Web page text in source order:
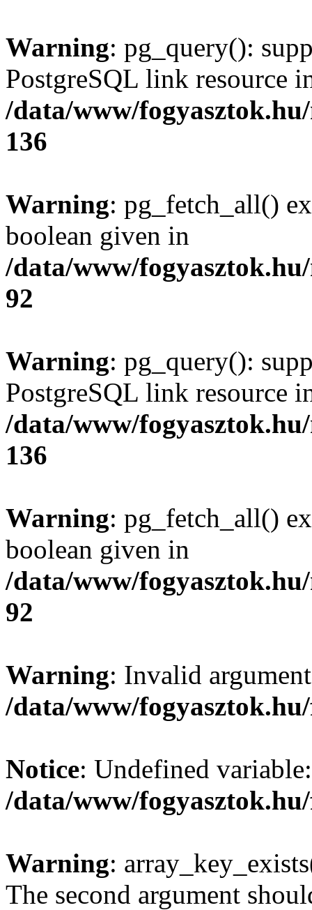
Warning: pg_query():
PostgreSQL link resource
/data/www/
136
Warning: pg_fetch_all()
boolean given in
/data/www/
92
Warning: pg_query():
PostgreSQL link resource
/data/www/
136
Warning: pg_fetch_all()
boolean given in
/data/www/
92
Warning: Invalid
/data/www/
Notice: Undefined
/data/www/
Warning:
The second argument